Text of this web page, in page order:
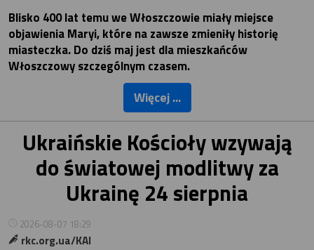
Blisko 400 lat temu we Włoszczowie miały miejsce
objawienia Maryi, które na zawsze zmieniły historię
miasteczka. Do dziś maj jest dla mieszkańców
Włoszczowy szczególnym czasem.
Więcej ...
Ukraińskie Kościoły wzywają
do światowej modlitwy za
Ukrainę 24 sierpnia
2026-08-07 18:29
rkc.org.ua/KAI